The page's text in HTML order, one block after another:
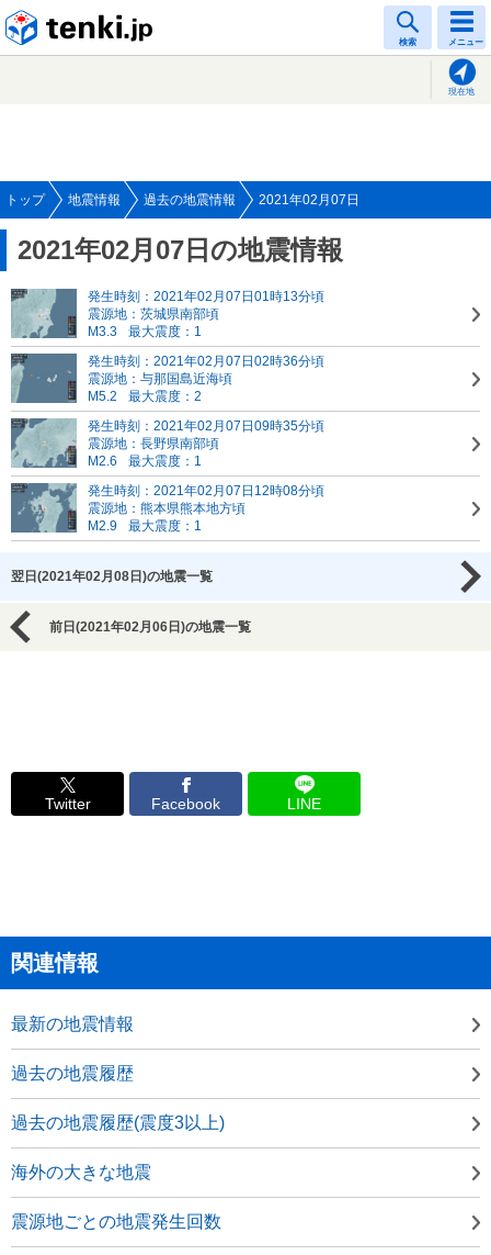
検索 メニュー
現在地
トップ 地震情報 過去の地震情報 2021年02月07日
2021年02月07日の地震情報
発生時刻：2021年02月07日01時13分頃
震源地：茨城県南部頃
M3.3
最大震度：1
発生時刻：2021年02月07日02時36分頃
震源地：与那国島近海頃
M5.2
最大震度：2
発生時刻：2021年02月07日09時35分頃
震源地：長野県南部頃
M2.6
最大震度：1
発生時刻：2021年02月07日12時08分頃
震源地：熊本県熊本地方頃
M2.9
最大震度：1
翌日(2021年02月08日)の地震一覧
前日(2021年02月06日)の地震一覧
Twitter Facebook LINE
関連情報
最新の地震情報
過去の地震履歴
過去の地震履歴(震度3以上)
海外の大きな地震
震源地ごとの地震発生回数